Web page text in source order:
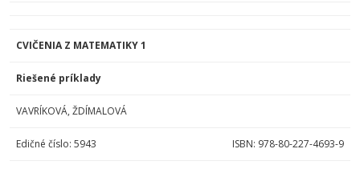
CVIČENIA Z MATEMATIKY 1
Riešené príklady
VAVRÍKOVÁ, ŽDÍMALOVÁ
Edičné číslo: 5943 ISBN: 978-80-227-4693-9